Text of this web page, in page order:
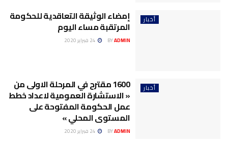
أخبار إمضاء الوثيقة التعاقدية للحكومة
المرتقبة مساء اليوم
BYADMIN
أخبار 1600 مقترح في المرحلة الاولى من
« الاستشارة العمومية لاعداد خطط
عمل الحكومة المفتوحة على
المستوى المحلي »
BYADMIN